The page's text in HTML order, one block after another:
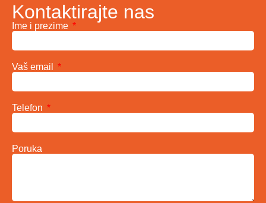
Kontaktirajte nas
Ime i prezime
Vaš email
Telefon
Poruka